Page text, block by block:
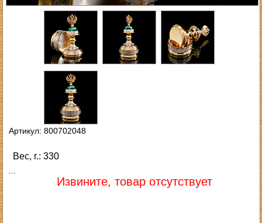
Артикул: 800702048
Вес, г.: 330
Извините, товар отсутствует